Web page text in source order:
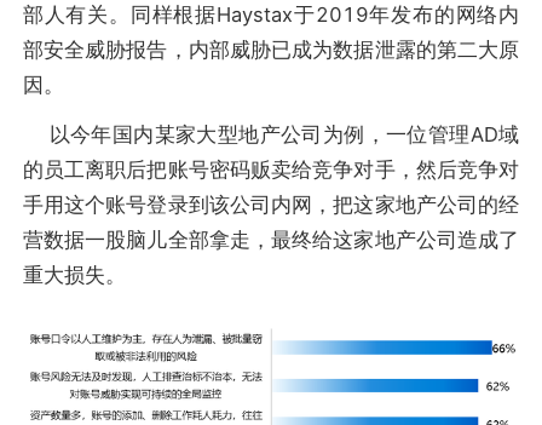
部人有关。同样根据Haystax于2019年发布的网络内
部安全威胁报告，内部威胁已成为数据泄露的第二大原
因。
以今年国内某家大型地产公司为例，一位管理AD域
的员工离职后把账号密码贩卖给竞争对手，然后竞争对
手用这个账号登录到该公司内网，把这家地产公司的经
营数据一股脑儿全部拿走，最终给这家地产公司造成了
重大损失。